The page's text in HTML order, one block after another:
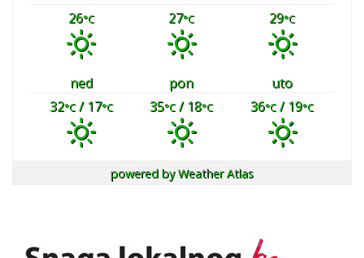
26°C 27°C 29°C
ned pon
uto
32°C/ 17°C 35°C/ 18°C 36°C/ 19°C
powered byWeather Atlas